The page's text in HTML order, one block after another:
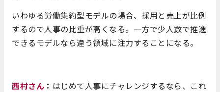
いわゆる労働集約型モデルの場合、採用と売上が比例
するので人事の比重が高くなる。一方で少人数で推進
できるモデルなら違う領域に注力することになる。
西村さん ： はじめて人事にチャレンジするなら、これ